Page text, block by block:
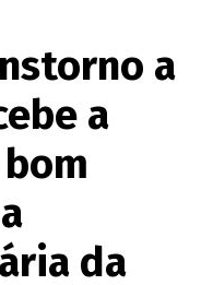
a
a
da